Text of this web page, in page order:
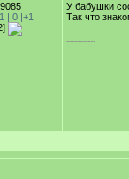
| 0 |+1
У бабушки
Так что
-----------